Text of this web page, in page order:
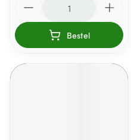
Bestel